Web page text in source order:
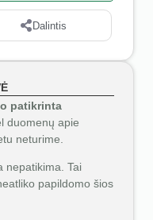
Dalintis
patikrinta
duomenų apie
neturime.
nepatikima. Tai
papildomo šios